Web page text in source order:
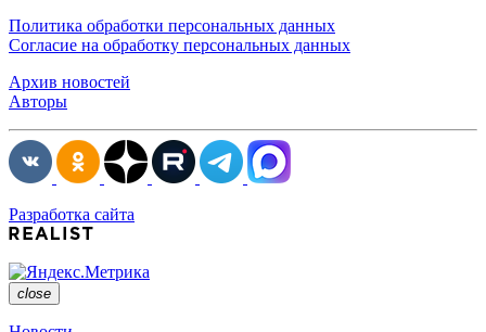
Политика обработки персональных данных
Согласие на обработку персональных данных
Архив новостей
Авторы
Разработка сайта
close